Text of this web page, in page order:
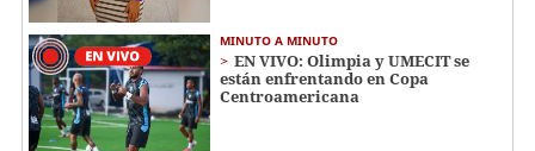
MINUTO A MINUTO
EN VIVO: Olimpia y UMECIT se
están enfrentando en Copa
Centroamericana